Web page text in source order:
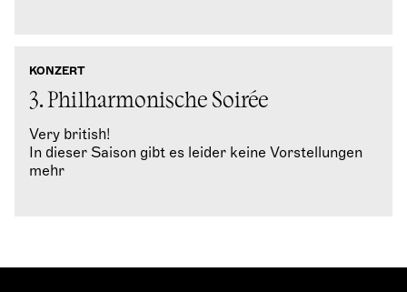
KONZERT
3. Philharmonische Soirée
Very british!
In dieser Saison gibt es leider keine Vorstellungen
mehr